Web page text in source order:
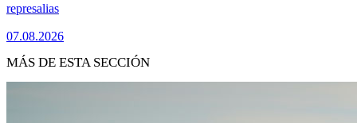
represalias
07.08.2026
MÁS DE ESTA SECCIÓN